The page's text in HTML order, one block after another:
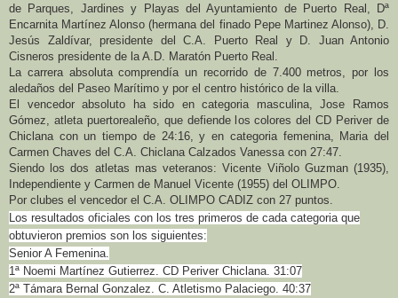
de Parques, Jardines y Playas del Ayuntamiento de Puerto Real, Dª
Encarnita Martínez Alonso (hermana del finado Pepe Martinez Alonso), D.
Jesús Zaldívar, presidente del C.A. Puerto Real y D. Juan Antonio
Cisneros presidente de la A.D. Maratón Puerto Real.
La carrera absoluta comprendía un recorrido de 7.400 metros, por los
aledaños del Paseo Marítimo y por el centro histórico de la villa.
El vencedor absoluto ha sido en categoria masculina, Jose Ramos
Gómez, atleta puertorealeño, que defiende los colores del CD Periver de
Chiclana con un tiempo de 24:16, y en categoria femenina, Maria del
Carmen Chaves del C.A. Chiclana Calzados Vanessa con 27:47.
Siendo los dos atletas mas veteranos: Vicente Viñolo Guzman (1935),
Independiente y Carmen de Manuel Vicente (1955) del OLIMPO.
Por clubes el vencedor el C.A. OLIMPO CADIZ con 27 puntos.
Los resultados oficiales con los tres primeros de cada categoria que
obtuvieron premios son los siguientes:
Senior A Femenina.
1ª Noemi Martínez Gutierrez. CD Periver Chiclana. 31:07
2ª Támara Bernal Gonzalez. C. Atletismo Palaciego. 40:37